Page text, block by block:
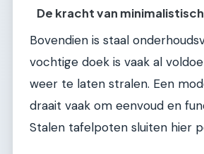
De kracht van
Bovendien is staal
vochtige doek is vaak al
weer te laten stralen. Een
draait vaak om eenvoud en
Stalen tafelpoten sluiten hier